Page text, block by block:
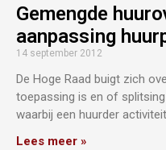
Gemengde
aanpassing
14 september 2012
De Hoge Raad buigt zich
toepassing is en of
waarbij een huurder
Lees meer »